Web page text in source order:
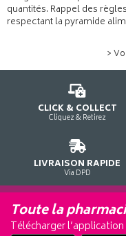
quantités. Rappel des
respectant la pyramide
>
CLICK & COLLECT
Cliquez & Retirez
LIVRAISON RAPIDE
Via DPD
Toute la
Télécharger